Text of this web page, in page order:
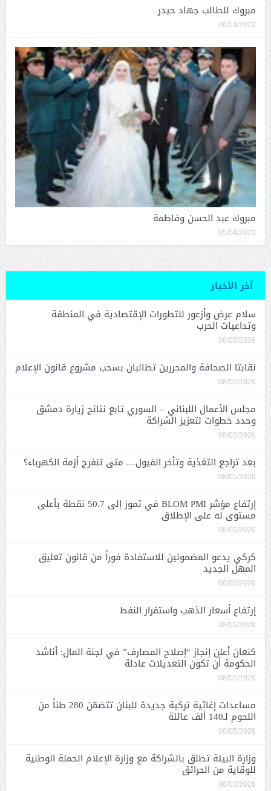
مبروك للطالب جهاد حيدر
06/14/2023
مبروك عبد الحسن وفاطمة
05/04/2023
آخر الأخبار
سلام عرض وأزعور للتطورات الإقتصادية في المنطقة
وتداعيات الحرب
08/05/2026
نقابتا الصحافة والمحررين تطالبان بسحب مشروع قانون الإعلام
08/05/2026
مجلس الأعمال اللبناني – السوري تابع نتائج زيارة دمشق
وحدد خطوات لتعزيز الشراكة
08/05/2026
بعد تراجع التغذية وتأخر الفيول… متى تنفرج أزمة الكهرباء؟
08/05/2026
إرتفاع مؤشر BLOM PMI في تموز إلى 50.7 نقطة بأعلى
مستوى له على الإطلاق
08/05/2026
كركي يدعو المضمونين للاستفادة فوراً من قانون تعليق
المهل الجديد
08/05/2026
إرتفاع أسعار الذهب واستقرار النفط
08/05/2026
كنعان أعلن إنجاز “إصلاح المصارف” في لجنة المال: أناشد
الحكومة أن تكون التعديلات عادلة
08/05/2026
مساعدات إغاثية تركية جديدة للبنان تتضمّن 280 طناً من
اللحوم لـ140 ألف عائلة
08/05/2026
وزارة البيئة تطلق بالشراكة مع وزارة الإعلام الحملة الوطنية
للوقاية من الحرائق
08/03/2026